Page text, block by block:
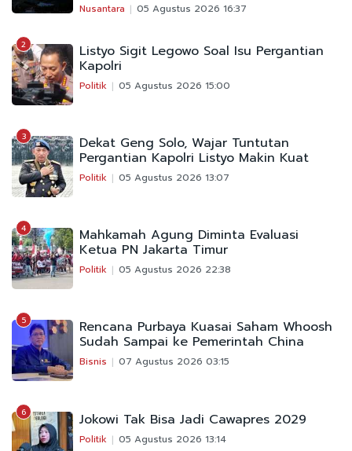
Nusantara 05 Agustus 2026 16:37
2 Listyo Sigit Legowo Soal Isu Pergantian
Kapolri
Politik 05 Agustus 2026 15:00
3 Dekat Geng Solo, Wajar Tuntutan
Pergantian Kapolri Listyo Makin Kuat
Politik 05 Agustus 2026 13:07
4 Mahkamah Agung Diminta Evaluasi
Ketua PN Jakarta Timur
Politik 05 Agustus 2026 22:38
5 Rencana Purbaya Kuasai Saham Whoosh
Sudah Sampai ke Pemerintah China
Bisnis 07 Agustus 2026 03:15
6 Jokowi Tak Bisa Jadi Cawapres 2029
Politik 05 Agustus 2026 13:14